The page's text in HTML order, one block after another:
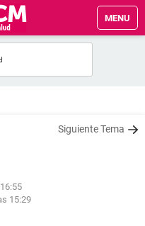
MENU
Siguiente Tema
15:29